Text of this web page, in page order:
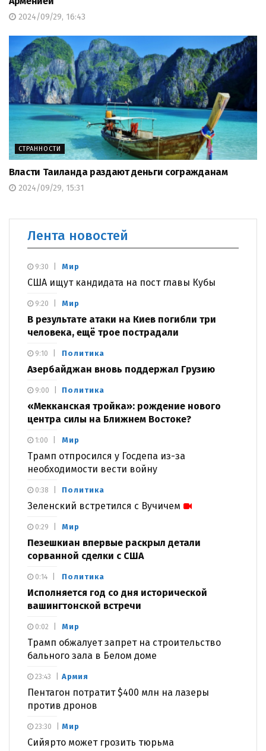
2024/09/29, 16:43
СТРАННОСТИ
Власти Таиланда раздают деньги согражданам
2024/09/29, 15:31
Лента новостей
Мир
США ищут кандидата на пост главы Кубы
9:30
Мир
В результате атаки на Киев погибли три
человека, ещё трое пострадали
9:20
Политика
Азербайджан вновь поддержал Грузию
9:10
Политика
«Мекканская тройка»: рождение нового
центра силы на Ближнем Востоке?
9:00
Мир
Трамп отпросился у Госдепа из-за
необходимости вести войну
1:00
Политика
Зеленский встретился с Вучичем
0:38
Мир
Пезешкиан впервые раскрыл детали
сорванной сделки с США
0:29
Политика
Исполняется год со дня исторической
вашингтонской встречи
0:14
Мир
Трамп обжалует запрет на строительство
бального зала в Белом доме
0:02
Армия
Пентагон потратит $400 млн на лазеры
против дронов
23:43
Мир
Сийярто может грозить тюрьма
23:30